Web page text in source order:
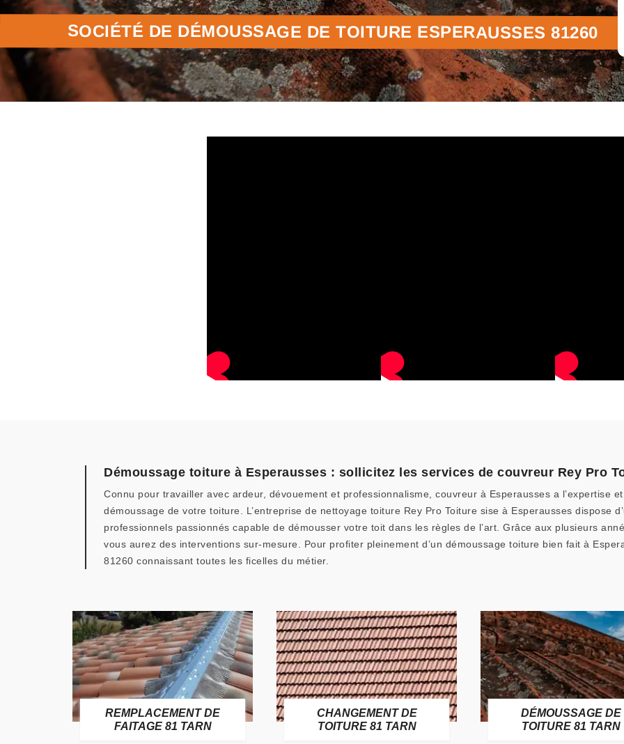
SOCIÉTÉ DE DÉMOUSSAGE DE TOITURE ESPERAUSSES 81260
Démoussage toiture à Esperausses : sollicitez les services de couvreur Rey Pro
Connu pour travailler avec ardeur, dévouement et professionnalisme, couvreur à Esperausses a l’expertise
démoussage de votre toiture. L’entreprise de nettoyage toiture Rey Pro Toiture sise à Esperausses dispose
professionnels passionnés capable de démousser votre toit dans les règles de l’art. Grâce aux plusieurs
vous aurez des interventions sur-mesure. Pour profiter pleinement d’un démoussage toiture bien fait à
81260 connaissant toutes les ficelles du métier.
REMPLACEMENT DE
FAITAGE 81 TARN
CHANGEMENT DE
TOITURE 81 TARN
DÉMOUSSAGE DE
TOITURE 81 TARN